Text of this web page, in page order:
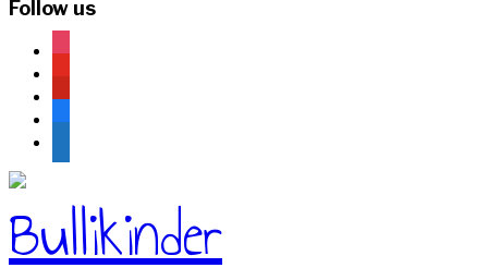
Follow us
instagram
pinterest
facebook